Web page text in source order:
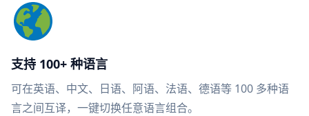
支持 100+ 种语言
可在英语、中文、日语、阿语、法语、德语等 100 多种语
言之间互译，一键切换任意语言组合。